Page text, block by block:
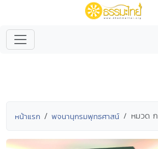
หน้าแรก พจนานุกรมพุทธศาสน์ หมวด ก